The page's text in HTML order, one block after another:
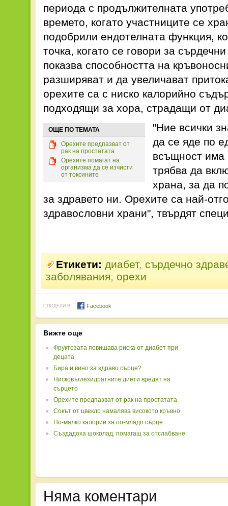
периода с продължителната
времето, когато участниците се
подобрили ендотелната функция,
точка, когато се говори за
показва способността на
разширяват и да увеличават
орехите са с ниско калорийно
подходящи за хора, страдащи от
ОЩЕ ПО ТЕМАТА
Орехите предпазват от
рак на простатата
Орехите помагат на
организма да се изчисти
от токсините
"Ние всички
да се яде по
всъщност има
трябва да
храна, за да
за здравето ни. Орехите са най-
здравословни храни", твърдят
Етикети: диабет, сърдечно
заболявания, орехи
СПОДЕЛИ В: Facebook
Вижте още
Фруктозата повишава риска от диабет при
децата
Бира и вино за здраво сърце?
Нисковъглехидратните диети вредят на
сърцето
Орехите предпазват от рак на простатата
Сокът от цвекло намалява високото кръвно
По-малко калории за по-младо сърце
Създадоха шоколад, помагащ за отслабване
Няма коментари